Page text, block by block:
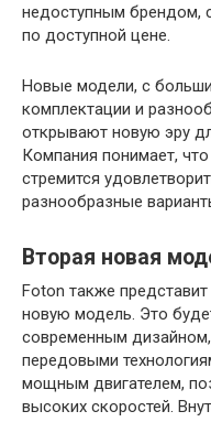
недоступным брендом,
по доступной цене.
Новые модели, с
комплектации и
открывают новую эру
Компания понимает,
стремится
разнообразные
Вторая новая
Foton также
новую модель. Это
современным
передовыми
мощным двигателем,
высоких скоростей.